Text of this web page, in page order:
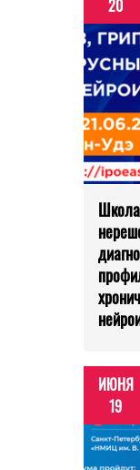
20
ИЮНЯ
19